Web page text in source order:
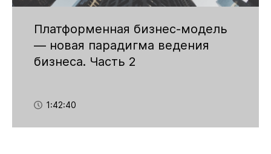
Платформенная бизнес-модель
— новая парадигма ведения
бизнеса. Часть 2
1:42:40